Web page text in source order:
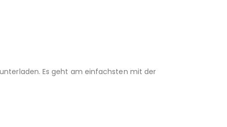
Es geht am einfachsten mit der